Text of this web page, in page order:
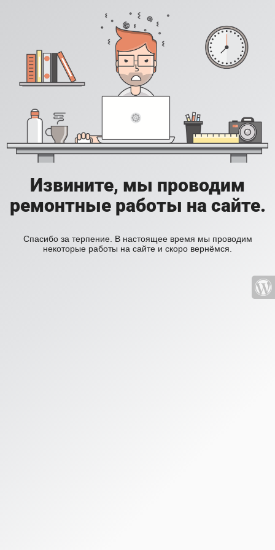
Извините, мы проводим
ремонтные работы на сайте.
Спасибо за терпение. В настоящее время мы проводим
некоторые работы на сайте и скоро вернёмся.